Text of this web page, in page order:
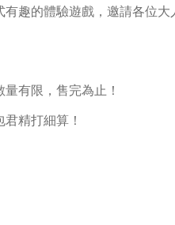
趣的體驗遊戲，邀請各位大
有限，售完為止！
精打細算！